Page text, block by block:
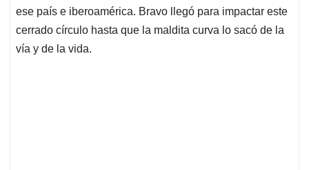
ese país e iberoamérica. Bravo llegó para impactar este
cerrado círculo hasta que la maldita curva lo sacó de la
vía y de la vida.